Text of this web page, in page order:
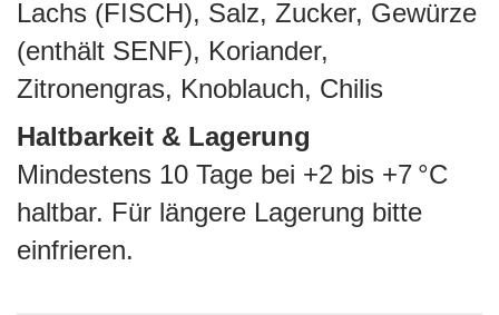
Lachs (FISCH), Salz, Zucker, Gewürze
(enthält SENF), Koriander,
Zitronengras, Knoblauch, Chilis
Haltbarkeit & Lagerung
Mindestens 10 Tage bei +2 bis +7 °C
haltbar. Für längere Lagerung bitte
einfrieren.